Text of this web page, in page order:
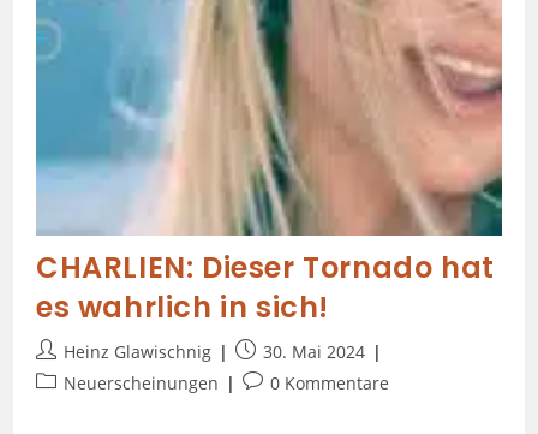
CHARLIEN: Dieser Tornado hat
es wahrlich in sich!
Heinz Glawischnig
30. Mai 2024
Neuerscheinungen
0 Kommentare